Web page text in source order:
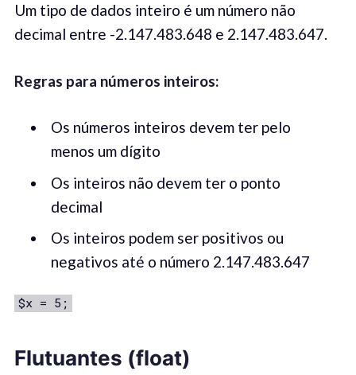
Um tipo de dados inteiro é um número não
decimal entre -2.147.483.648 e 2.147.483.647.
Regras para números inteiros:
Os números inteiros devem ter pelo
menos um dígito
Os inteiros não devem ter o ponto
decimal
Os inteiros podem ser positivos ou
negativos até o número 2.147.483.647
$x = 5;
Flutuantes (float)